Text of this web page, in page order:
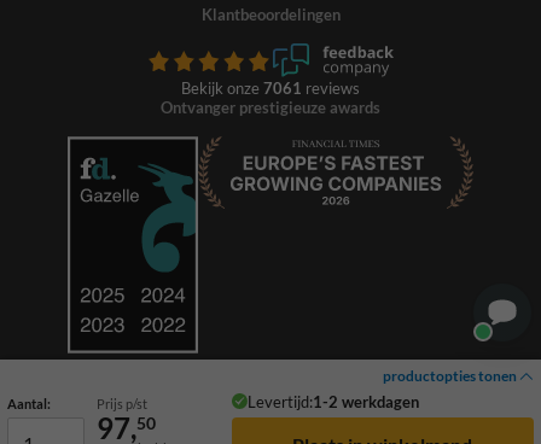
productopties tonen
Aantal: Prijs p/st Levertijd:1-2 werkdagen
97,50
Klantbeoordelingen
Bekijk onze 7061 reviews
Ontvanger prestigieuze awards